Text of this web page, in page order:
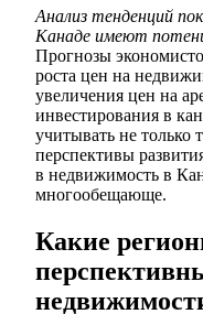
Анализ тенденций
Канаде имеют
Прогнозы
роста цен на
увеличения цен на
инвестирования в
учитывать не только
перспективы
в недвижимость в
многообещающе.
Какие